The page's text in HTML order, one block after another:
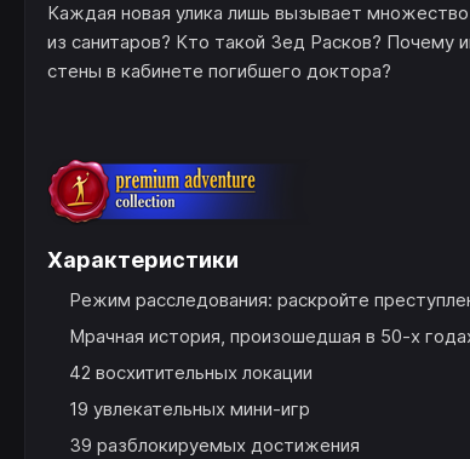
Каждая новая улика лишь вызывает
из санитаров? Кто такой Зед Расков?
стены в кабинете погибшего доктора?
Характеристики
Режим расследования: раскройте
Мрачная история, произошедшая в 50-х
42 восхитительных локации
19 увлекательных мини-игр
39 разблокируемых достижения